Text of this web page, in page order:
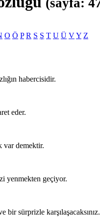
(sayfa:
O Ö P R S Ş T U Ü VY Z
habercisidir.
eder.
var demektir.
yenmekten geçiyor.
bir sürprizle karşılaşacaksınız.